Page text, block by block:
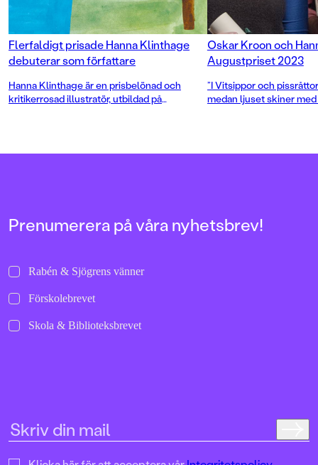
Flerfaldigt prisade Hanna Klinthage
debuterar som författare
Hanna Klinthage är en prisbelönad och
kritikerrosad illustratör, utbildad på
stipendiet tillsammans med författaren
Oskar Kroon och
Augustpriset 2023
”I Vitsippor och
medan ljuset skiner
Prenumerera på våra nyhetsbrev!
Rabén & Sjögrens vänner
Förskolebrevet
Skola & Biblioteksbrevet